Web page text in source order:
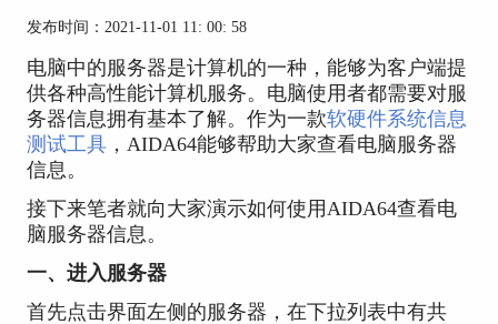
发布时间：2021-11-01 11: 00: 58
电脑中的服务器是计算机的一种，能够为客户端提
供各种高性能计算机服务。电脑使用者都需要对服
务器信息拥有基本了解。作为一款软硬件系统信息
测试工具，AIDA64能够帮助大家查看电脑服务器
信息。
接下来笔者就向大家演示如何使用AIDA64查看电
脑服务器信息。
一、进入服务器
首先点击界面左侧的服务器，在下拉列表中有共